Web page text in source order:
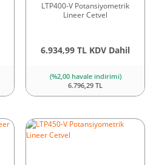
LTP400-V Potansiyometrik
Lineer Cetvel
6.934,99 TL KDV Dahil
(%2,00 havale indirimi)
6.796,29 TL